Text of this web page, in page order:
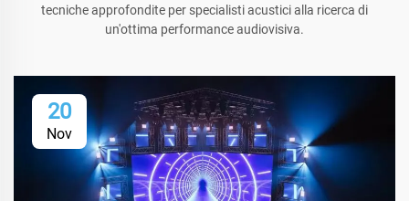
tecniche approfondite per specialisti acustici alla ricerca di
un'ottima performance audiovisiva.
20
Nov